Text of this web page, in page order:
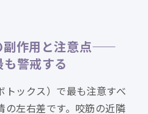
副作用と注意点——
警戒する
トックス）で最も注意すべ
の左右差です。咬筋の近隣